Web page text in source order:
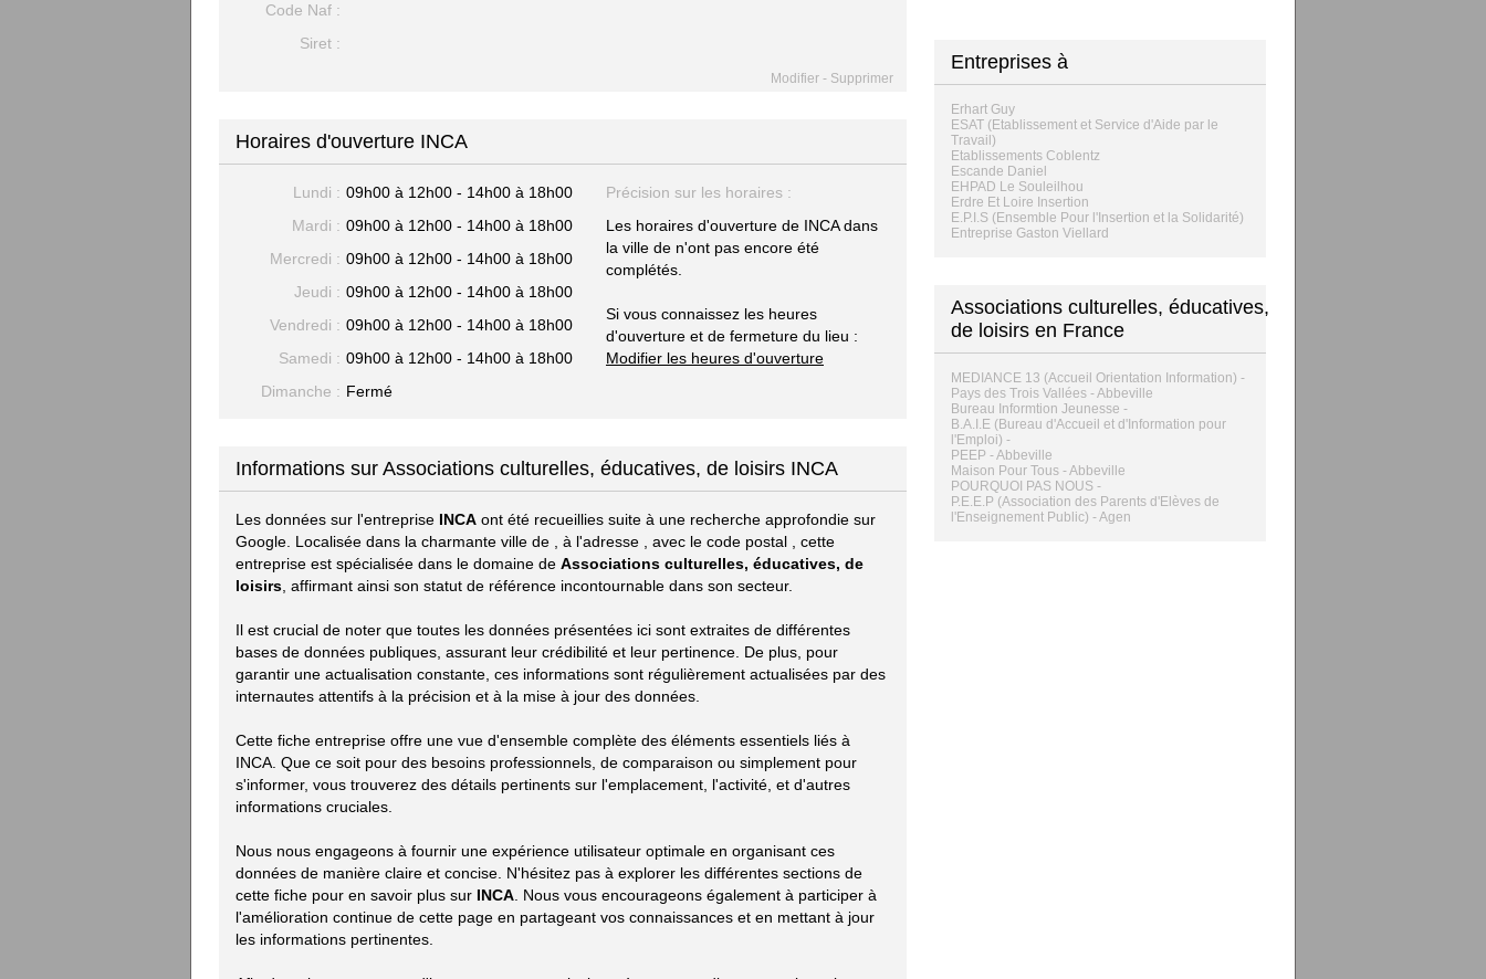
Code Naf :
Siret :
Modifier - Supprimer
Horaires d'ouverture INCA
Lundi : 09h00 à 12h00 - 14h00 à 18h00
Mardi : 09h00 à 12h00 - 14h00 à 18h00
Mercredi : 09h00 à 12h00 - 14h00 à 18h00
Jeudi : 09h00 à 12h00 - 14h00 à 18h00
Vendredi : 09h00 à 12h00 - 14h00 à 18h00
Samedi : 09h00 à 12h00 - 14h00 à 18h00
Dimanche : Fermé
Précision sur les horaires :
Les horaires d'ouverture de INCA dans
la ville de n'ont pas encore été
complétés.
Si vous connaissez les heures
d'ouverture et de fermeture du lieu :
Modifier les heures d'ouverture
Informations sur Associations culturelles, éducatives, de loisirs INCA
Les données sur l'entreprise INCA ont été recueillies suite à une recherche approfondie sur
Google. Localisée dans la charmante ville de
, à l'adresse , avec le code postal
, cette
entreprise est spécialisée dans le domaine de Associations culturelles, éducatives, de
loisirs , affirmant ainsi son statut de référence incontournable dans son secteur.
Il est crucial de noter que toutes les données présentées ici sont extraites de différentes
bases de données publiques, assurant leur crédibilité et leur pertinence. De plus, pour
garantir une actualisation constante, ces informations sont régulièrement actualisées par des
internautes attentifs à la précision et à la mise à jour des données.
Cette fiche entreprise offre une vue d'ensemble complète des éléments essentiels liés à
INCA. Que ce soit pour des besoins professionnels, de comparaison ou simplement pour
s'informer, vous trouverez des détails pertinents sur l'emplacement, l'activité, et d'autres
informations cruciales.
Nous nous engageons à fournir une expérience utilisateur optimale en organisant ces
données de manière claire et concise. N'hésitez pas à explorer les différentes sections de
cette fiche pour en savoir plus sur INCA . Nous vous encourageons également à participer à
l'amélioration continue de cette page en partageant vos connaissances et en mettant à jour
les informations pertinentes.
Entreprises à
Erhart Guy
ESAT (Etablissement et Service d'Aide par le
Travail)
Etablissements Coblentz
Escande Daniel
EHPAD Le Souleilhou
Erdre Et Loire Insertion
E.P.I.S (Ensemble Pour l'Insertion et la Solidarité)
Entreprise Gaston Viellard
Associations culturelles, éducatives,
de loisirs en France
MEDIANCE 13 (Accueil Orientation Information) -
Pays des Trois Vallées - Abbeville
Bureau Informtion Jeunesse -
B.A.I.E (Bureau d'Accueil et d'Information pour
l'Emploi) -
PEEP - Abbeville
Maison Pour Tous - Abbeville
POURQUOI PAS NOUS -
P.E.E.P (Association des Parents d'Elèves de
l'Enseignement Public) - Agen